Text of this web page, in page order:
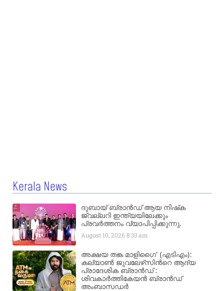
Kerala News
ദുബായ് ബ്രാൻഡ് ആയ നിഷ്‌ക
ജ്വല്ലറി ഇന്ത്യയിലേക്കും
പ്രവർത്തനം വ്യാപിപ്പിക്കുന്നു.
August 10, 20268:33 am
അക്ഷയ തങ്ക മാളിഗൈ’ (എടിഎം):
കല്യാണ്‍ ജുവലേഴ്‌സിന്‍റെ ആദ്യ
പ്രാദേശിക ബ്രാന്‍ഡ് :
ശിവകാര്‍ത്തികേയന്‍ ബ്രാന്‍ഡ്
അംബാസഡര്‍